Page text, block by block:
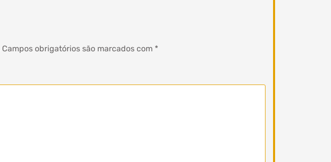
Campos obrigatórios são marcados com *